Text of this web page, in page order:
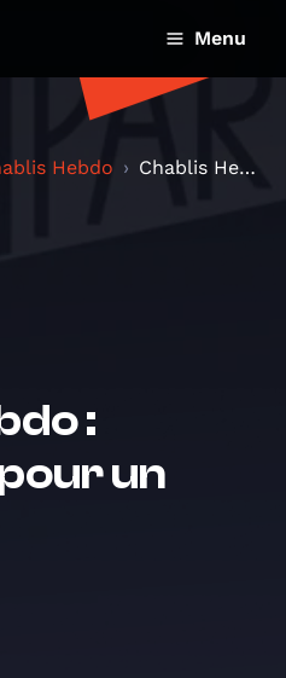
Menu
Hebdo Chablis Hebdo : Questions pour un Chablis
:
un